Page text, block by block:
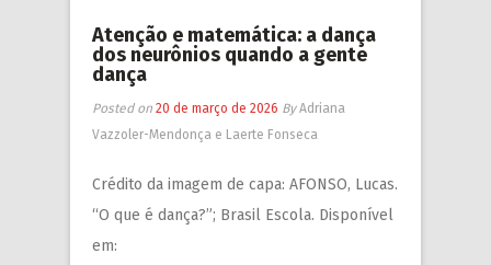
Atenção e matemática: a dança
dos neurônios quando a gente
dança
Posted on 20 de março de 2026 ByAdriana
Vazzoler-Mendonça e Laerte Fonseca
Crédito da imagem de capa: AFONSO, Lucas.
“O que é dança?”; Brasil Escola. Disponível
em: